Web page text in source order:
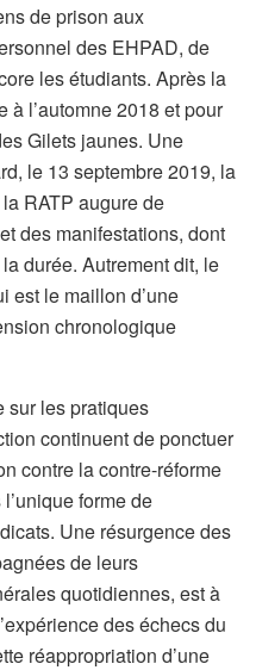
de prison aux
des EHPAD, de
les étudiants. Après la
l’automne 2018 et pour
Gilets jaunes. Une
le 13 septembre 2019, la
RATP augure de
des manifestations, dont
durée. Autrement dit, le
est le maillon d’une
chronologique
sur les pratiques
continuent de ponctuer
contre la contre-réforme
forme de
Une résurgence des
de leurs
quotidiennes, est à
des échecs du
réappropriation d’une